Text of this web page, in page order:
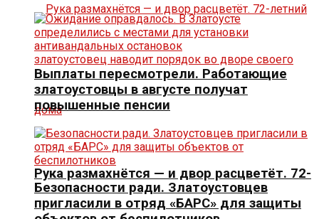
Рука размахнётся — и двор расцветёт. 72-
Выплаты пересмотрели. Работающие
златоустовцы в августе получат
повышенные пенсии
Безопасности ради. Златоустовцев
пригласили в отряд «БАРС» для защиты